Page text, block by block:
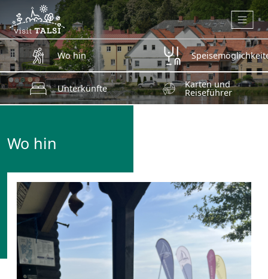
Zum Hauptinhalt springen
Wo hin
Unterkünfte Karten und
Reiseführer
Wo hin